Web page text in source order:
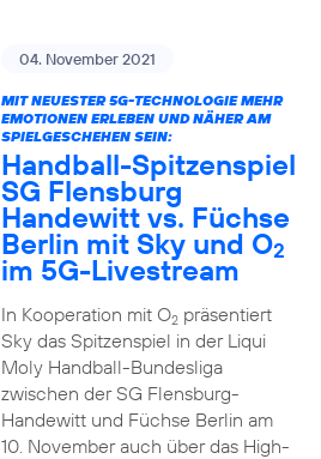
04. November 2021
MIT NEUESTER 5G-TECHNOLOGIE MEHR
EMOTIONEN ERLEBEN UND NÄHER AM
SPIELGESCHEHEN SEIN:
Handball-Spitzenspiel
SG Flensburg
Handewitt vs. Füchse
Berlin mit Sky und O2
im 5G-Livestream
In Kooperation mit O2präsentiert
Sky das Spitzenspiel in der Liqui
Moly Handball-Bundesliga
zwischen der SG Flensburg-
Handewitt und Füchse Berlin am
10. November auch über das High-